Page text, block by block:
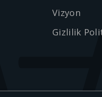
Vizyon
Gizlilik